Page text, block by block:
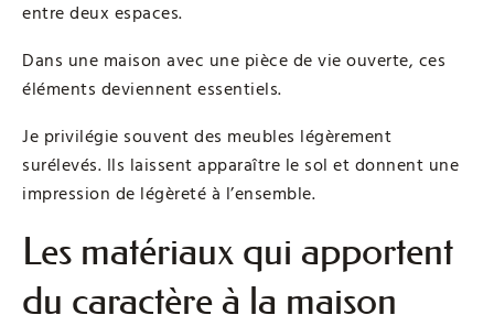
entre deux espaces.
Dans une maison avec une pièce de vie ouverte, ces
éléments deviennent essentiels.
Je privilégie souvent des meubles légèrement
surélevés. Ils laissent apparaître le sol et donnent une
impression de légèreté à l’ensemble.
Les matériaux qui apportent
du caractère à la maison